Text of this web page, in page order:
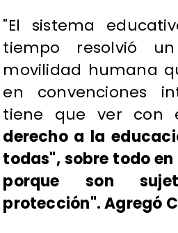
"El sistema
tiempo resolvió
movilidad humana
en convenciones
tiene que ver con
derecho a la
todas", sobre todo en
porque son
protección". Agregó